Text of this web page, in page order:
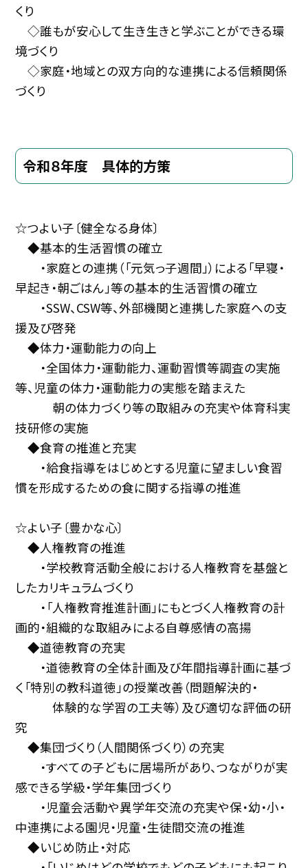
くり
◇誰もが安心して生き生きと学ぶことができる環
境づくり
◇家庭・地域との双方向的な連携による信頼関係
づくり
令和８年度 具体的方策
☆つよい子〔健全なる身体〕
◆基本的生活習慣の確立
・家庭との連携（「元気っ子週間」）による「早寝・
早起き・朝ごはん」等の基本的生活習慣の確立
・SSW、CSW等、外部機関と連携した家庭への支
援及び啓発
◆体力・運動能力の向上
・全国体力・運動能力、運動習慣等調査の実施
等、児童の体力・運動能力の実態を踏まえた
朝の体力づくり等の取組みの充実や体育科実
技研修の実施
◆食育の推進と充実
・給食指導をはじめとする児童に望ましい食習
慣を形成するための食に関する指導の推進
☆よい子〔豊かな心〕
◆人権教育の推進
・学校教育活動全般における人権教育を基盤と
したカリキュラムづくり
・「人権教育推進計画」にもとづく人権教育の計
画的・組織的な取組みによる自尊感情の高揚
◆道徳教育の充実
・道徳教育の全体計画及び年間指導計画に基づ
く「特別の教科道徳」の授業改善（問題解決的・
体験的な学習の工夫等）及び適切な評価の研
究
◆集団づくり（人間関係づくり）の充実
・すべての子どもに居場所があり、つながりが実
感できる学級・学年集団づくり
・児童会活動や異学年交流の充実や保・幼・小・
中連携による園児・児童・生徒間交流の推進
◆いじめ防止・対応